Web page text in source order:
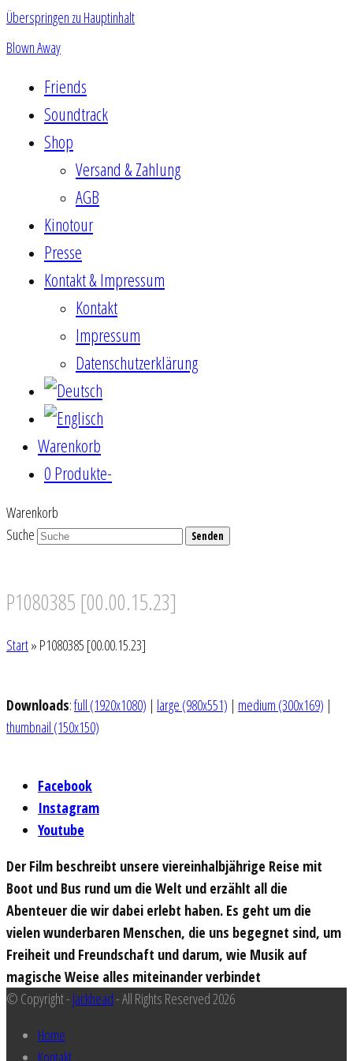
Überspringen zu Hauptinhalt
Blown Away
Friends
Soundtrack
Shop
Versand & Zahlung
AGB
Kinotour
Presse
Kontakt & Impressum
Kontakt
Impressum
Datenschutzerklärung
Warenkorb
0 Produkte-
Warenkorb
Suche
Senden
P1080385 [00.00.15.23]
Start» P1080385 [00.00.15.23]
Downloads:full (1920x1080) | large (980x551) | medium (300x169) |
thumbnail (150x150)
Facebook
Instagram
Youtube
Der Film beschreibt unsere viereinhalbjährige Reise mit
Boot und Bus rund um die Welt und erzählt all die
Abenteuer die wir dabei erlebt haben. Es geht um die
vielen wunderbaren Menschen, die uns begegnet sind, um
Freiheit und Freundschaft und darum, wie Musik auf
magische Weise alles miteinander verbindet
© Copyright - Jackhead- All Rights Reserved 2026
Home
Kontakt